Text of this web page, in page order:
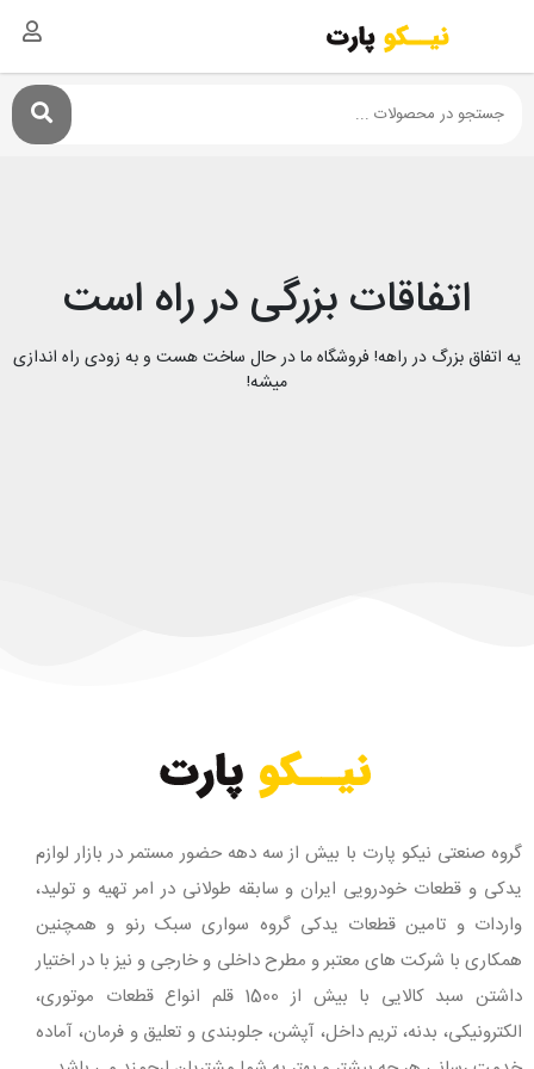
اتفاقات بزرگی در راه است
یه اتفاق بزرگ در راهه! فروشگاه ما در حال ساخت هست و به زودی راه اندازی
میشه!
گروه صنعتی نیکو پارت با بیش از سه دهه حضور مستمر در بازار لوازم
یدکی و قطعات خودرویی ایران و سابقه طولانی در امر تهیه و تولید،
واردات و تامین قطعات یدکی گروه سواری سبک رنو و همچنین
همکاری با شرکت های معتبر و مطرح داخلی و خارجی و نیز با در اختیار
داشتن سبد کالایی با بیش از 1500 قلم انواع قطعات موتوری،
الکترونیکی، بدنه، تریم داخل، آپشن، جلوبندی و تعلیق و فرمان، آماده